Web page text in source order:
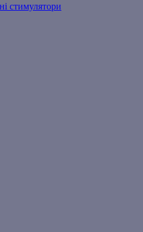
стимулятори